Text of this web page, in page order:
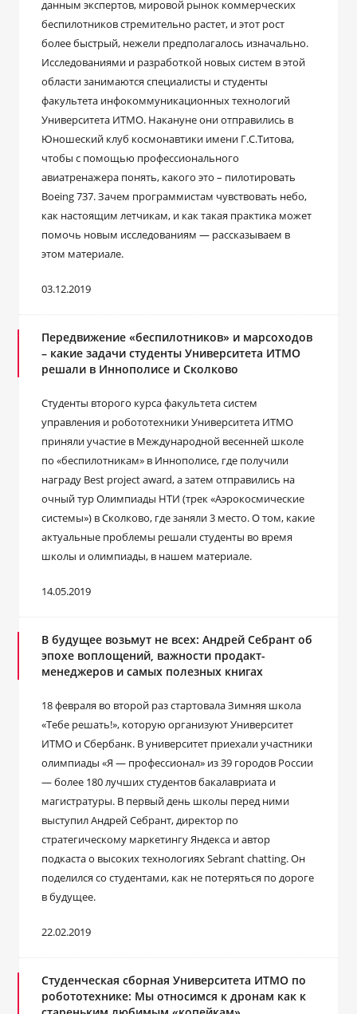
данным экспертов, мировой рынок коммерческих
беспилотников стремительно растет, и этот рост
более быстрый, нежели предполагалось изначально.
Исследованиями и разработкой новых систем в этой
области занимаются специалисты и студенты
факультета инфокоммуникационных технологий
Университета ИТМО. Накануне они отправились в
Юношеский клуб космонавтики имени Г.С.Титова,
чтобы с помощью профессионального
авиатренажера понять, какого это – пилотировать
Boeing 737. Зачем программистам чувствовать небо,
как настоящим летчикам, и как такая практика может
помочь новым исследованиям — рассказываем в
этом материале.
03.12.2019
Передвижение «беспилотников» и марсоходов
– какие задачи студенты Университета ИТМО
решали в Иннополисе и Сколково
Студенты второго курса факультета систем
управления и робототехники Университета ИТМО
приняли участие в Международной весенней школе
по «беспилотникам» в Иннополисе, где получили
награду Best project award, а затем отправились на
очный тур Олимпиады НТИ (трек «Аэрокосмические
системы») в Сколково, где заняли 3 место. О том, какие
актуальные проблемы решали студенты во время
школы и олимпиады, в нашем материале.
14.05.2019
В будущее возьмут не всех: Андрей Себрант об
эпохе воплощений, важности продакт-
менеджеров и самых полезных книгах
18 февраля во второй раз стартовала Зимняя школа
«Тебе решать!», которую организуют Университет
ИТМО и Сбербанк. В университет приехали участники
олимпиады «Я — профессионал» из 39 городов России
— более 180 лучших студентов бакалавриата и
магистратуры. В первый день школы перед ними
выступил Андрей Себрант, директор по
стратегическому маркетингу Яндекса и автор
подкаста о высоких технологиях Sebrant chatting. Он
поделился со студентами, как не потеряться по дороге
в будущее.
22.02.2019
Студенческая сборная Университета ИТМО по
робототехнике: Мы относимся к дронам как к